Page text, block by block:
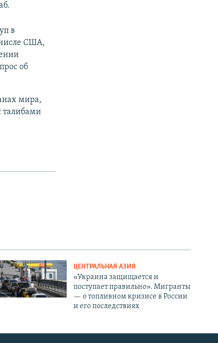
в
числе США,
об
мира,
талибами
ЦЕНТРАЛЬНАЯ АЗИЯ
«Украина защищается и
поступает правильно». Мигранты
— о топливном кризисе в России
и его последствиях